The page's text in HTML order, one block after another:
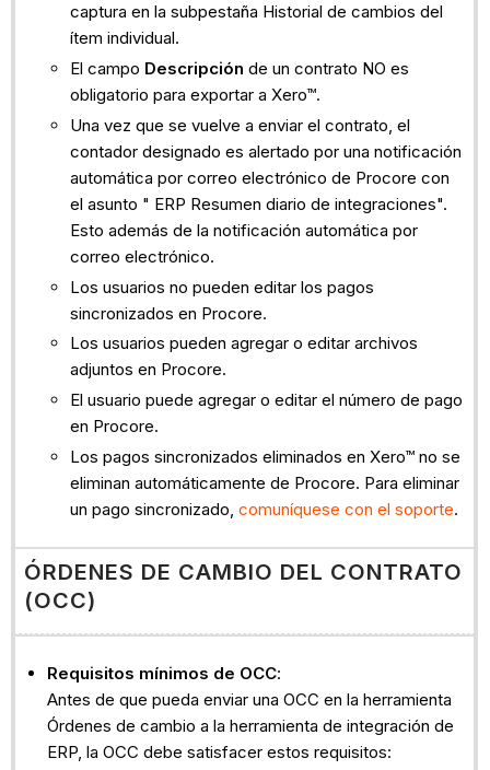
captura en la subpestaña Historial de cambios del
ítem individual.
El campo Descripción de un contrato NO es
obligatorio para exportar a Xero™.
Una vez que se vuelve a enviar el contrato, el
contador designado es alertado por una notificación
automática por correo electrónico de Procore con
el asunto " ERP Resumen diario de integraciones".
Esto además de la notificación automática por
correo electrónico.
Los usuarios no pueden editar los pagos
sincronizados en Procore.
Los usuarios pueden agregar o editar archivos
adjuntos en Procore.
El usuario puede agregar o editar el número de pago
en Procore.
Los pagos sincronizados eliminados en Xero™ no se
eliminan automáticamente de Procore. Para eliminar
un pago sincronizado, comuníquese con el soporte.
ÓRDENES DE CAMBIO DEL CONTRATO
(OCC)
Requisitos mínimos de OCC:
Antes de que pueda enviar una OCC en la herramienta
Órdenes de cambio a la herramienta de integración de
ERP, la OCC debe satisfacer estos requisitos: